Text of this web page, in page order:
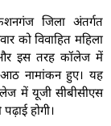
जिला अंतर्गत
को विवाहित महिला
और इस तरह कॉलेज में
नामांकन हुए। यह
में यूजी सीबीसीएस
होगी।